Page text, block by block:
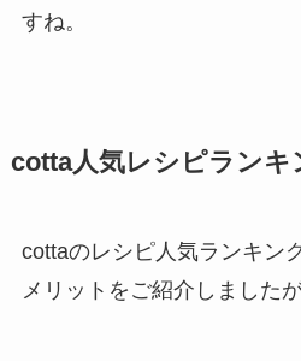
すね。
cotta人気レシピランキ
cottaのレシピ人気ランキン
メリットをご紹介しました